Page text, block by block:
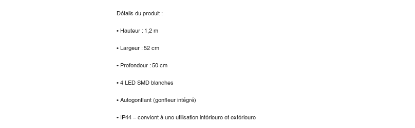
Détails du produit :
• Hauteur : 1,2 m
• Largeur : 52 cm
• Profondeur : 50 cm
• 4 LED SMD blanches
• Autogonflant (gonfleur intégré)
• IP44 – convient à une utilisation intérieure et extérieure